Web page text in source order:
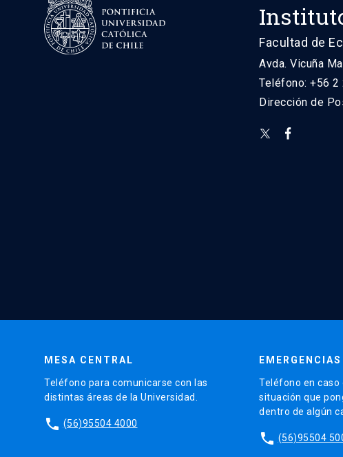
Facultad de
Avda. Vicuña
Teléfono: +56 2
Dirección de
MESA CENTRAL
Teléfono para comunicarse con las
distintas áreas de la Universidad.
phone (56)95504 4000
EMERGENCIAS
Teléfono en caso
situación que
dentro de algún
phone (56)95504